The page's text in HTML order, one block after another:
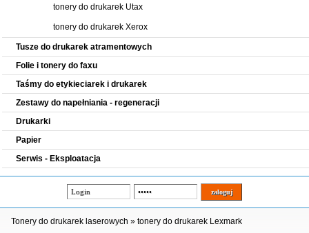
tonery do drukarek Utax
tonery do drukarek Xerox
Tusze do drukarek atramentowych
Folie i tonery do faxu
Taśmy do etykieciarek i drukarek
Zestawy do napełniania - regeneracji
Drukarki
Papier
Serwis - Eksploatacja
Tonery do drukarek laserowych »tonery do drukarek Lexmark